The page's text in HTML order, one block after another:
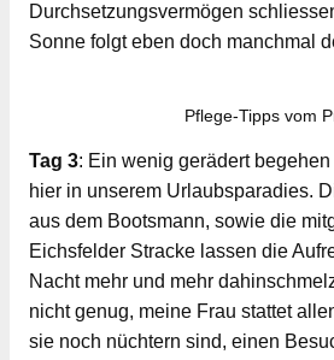
Durchsetzungsvermögen
Sonne folgt eben doch manchmal
Pflege-Tipps vom
Tag 3: Ein wenig gerädert
hier in unserem Urlaubsparadies.
aus dem Bootsmann, sowie die
Eichsfelder Stracke lassen die
Nacht mehr und mehr
nicht genug, meine Frau stattet
sie noch nüchtern sind, einen